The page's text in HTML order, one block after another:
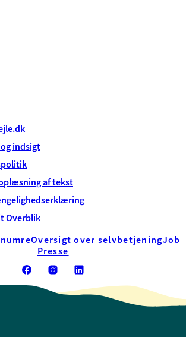
indsigt
af tekst
Overblik
Oversigt over selvbetjeningJob
Presse